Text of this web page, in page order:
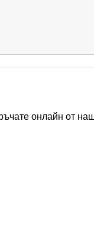
онлайн от